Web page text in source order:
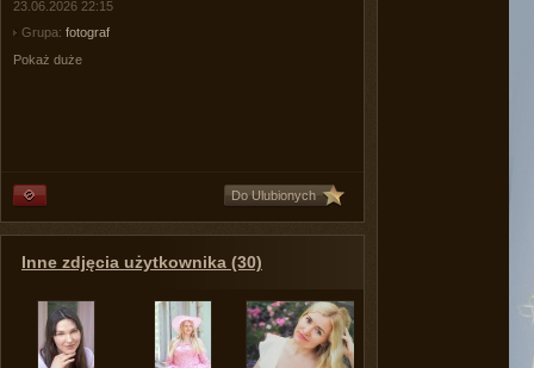
23.06.2026 22:15
Grupa: fotograf
Pokaż duże
Do Ulubionych
Inne zdjęcia użytkownika (30)